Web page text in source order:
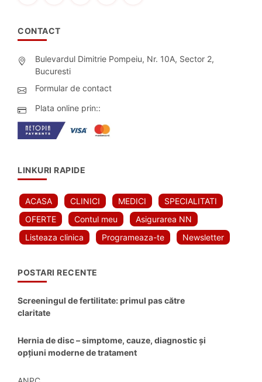
CONTACT
Bulevardul Dimitrie Pompeiu, Nr. 10A, Sector 2,
Bucuresti
Formular de contact
Plata online prin::
LINKURI RAPIDE
ACASA CLINICI MEDICI
SPECIALITATI
OFERTE
Contul meu
Asigurarea NN
Listeaza clinica
Programeaza-te Newsletter
POSTARI RECENTE
Screeningul de fertilitate: primul pas către
claritate
Hernia de disc – simptome, cauze, diagnostic și
opțiuni moderne de tratament